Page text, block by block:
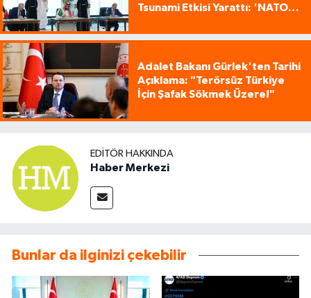
Tsunami Etkisi Yarattı: 'NATO
Adalet Bakanı Gürlek'ten Tarihi
Açıklama: "Terörsüz Türkiye
İçin Şafak Sökmek Üzere!"
EDITÖR HAKKINDA
Haber Merkezi
Bunlar da ilginizi çekebilir